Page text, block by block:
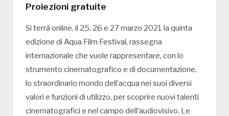
Proiezioni gratuite
Si terrà online, il 25, 26 e 27 marzo 2021 la quinta
edizione di Aqua Film Festival, rassegna
internazionale che vuole rappresentare, con lo
strumento cinematografico e di documentazione,
lo straordinario mondo dell’acqua nei suoi diversi
valori e funzioni di utilizzo, per scoprire nuovi talenti
cinematografici e nel campo dell’audiovisivo. Le